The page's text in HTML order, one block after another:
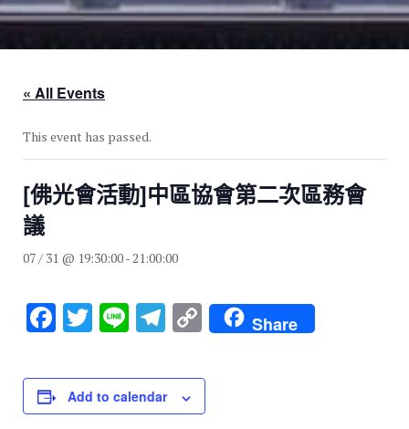
« All Events
This event has passed.
[佛光會活動]中區協會第二次區務會
議
07 / 31 @ 19:30:00-21:00:00
F
c
e
T
tt
er
Li
e
T
e
gr
C
o
p
y
Share
Add to calendar